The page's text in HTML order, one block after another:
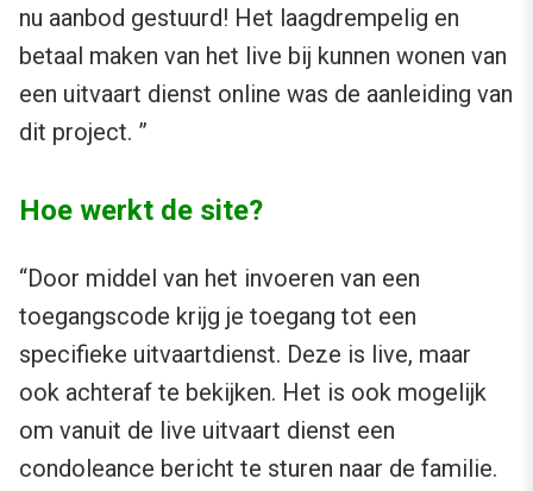
nu aanbod gestuurd! Het laagdrempelig en
betaal maken van het live bij kunnen wonen van
een uitvaart dienst online was de aanleiding van
dit project. ”
Hoe werkt de site?
“Door middel van het invoeren van een
toegangscode krijg je toegang tot een
specifieke uitvaartdienst. Deze is live, maar
ook achteraf te bekijken. Het is ook mogelijk
om vanuit de live uitvaart dienst een
condoleance bericht te sturen naar de familie.